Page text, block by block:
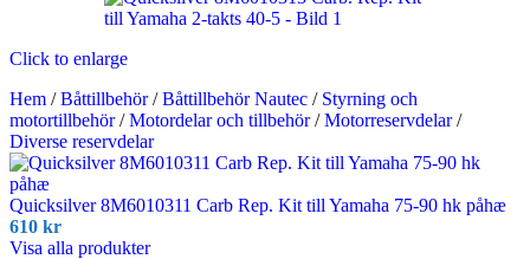
Click to enlarge
Hem / Båttillbehör/ Båttillbehör Nautec / Styrning och
motortillbehör/ Motordelar och tillbehör/ Motorreservdelar/
Diverse reservdelar
Quicksilver 8M6010311 Carb Rep. Kit till Yamaha 75-90 hk påhæ
610 kr
Visa alla produkter